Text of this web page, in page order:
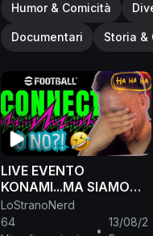
Humor & Comicità
Documentari Storia &
LIVE EVENTO
KONAMI...MA SIAMO
SICURI? *SI RIDE*
LoStranoNerd
64
•
13/08/2